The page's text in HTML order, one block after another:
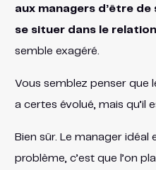
aux managers d’être
se situer dans le
semble exagéré.
Vous semblez penser que
a certes évolué, mais qu’il
Bien sûr. Le manager idéal
problème, c’est que l’on